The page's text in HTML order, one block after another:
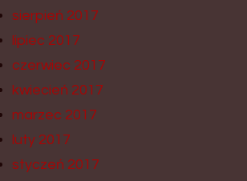
sierpień 2017
lipiec 2017
czerwiec 2017
kwiecień 2017
marzec 2017
luty 2017
styczeń 2017